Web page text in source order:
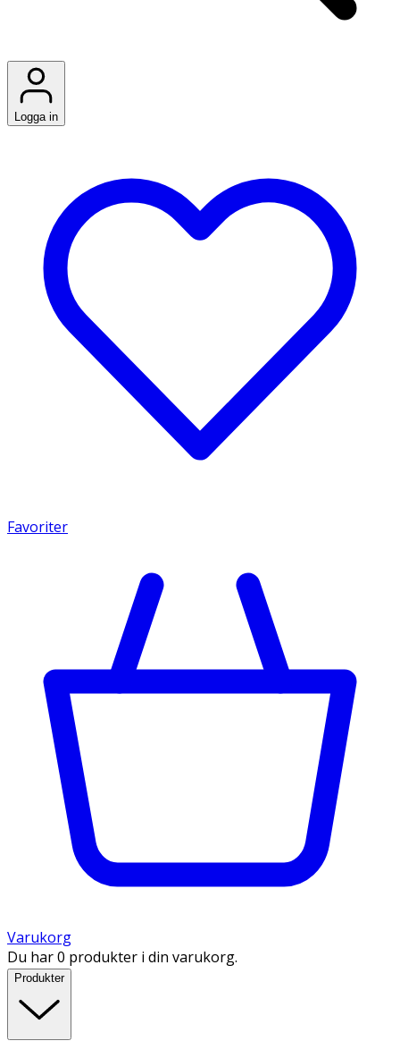
Logga in
Favoriter
Varukorg
Du har 0 produkter i din varukorg.
Produkter